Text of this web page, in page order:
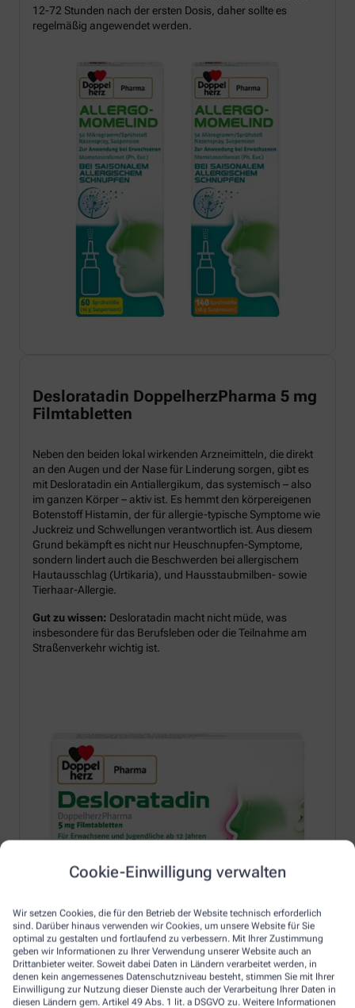
Cookie-Einwilligung verwalten
Wir setzen Cookies, die für den Betrieb der Website technisch erforderlich
sind. Darüber hinaus verwenden wir Cookies, um unsere Website für Sie
optimal zu gestalten und fortlaufend zu verbessern. Mit Ihrer Zustimmung
geben wir Informationen zu Ihrer Verwendung unserer Website auch an
Drittanbieter weiter. Soweit dabei Daten in Ländern verarbeitet werden, in
denen kein angemessenes Datenschutzniveau besteht, stimmen Sie mit Ihrer
Einwilligung zur Nutzung dieser Dienste auch der Verarbeitung Ihrer Daten in
diesen Ländern gem. Artikel 49 Abs. 1 lit. a DSGVO zu. Weitere Informationen
12-72 Stunden nach der ersten Dosis, daher sollte es
regelmäßig angewendet werden.
Desloratadin DoppelherzPharma 5 mg
Filmtabletten
Neben den beiden lokal wirkenden Arzneimitteln, die direkt
an den Augen und der Nase für Linderung sorgen, gibt es
mit Desloratadin ein Antiallergikum, das systemisch – also
im ganzen Körper – aktiv ist. Es hemmt den körpereigenen
Botenstoff Histamin, der für allergie-typische Symptome wie
Juckreiz und Schwellungen verantwortlich ist. Aus diesem
Grund bekämpft es nicht nur Heuschnupfen-Symptome,
sondern lindert auch die Beschwerden bei allergischem
Hautausschlag (Urtikaria), und Hausstaubmilben- sowie
Tierhaar-Allergie.
Gut zu wissen: Desloratadin macht nicht müde, was
insbesondere für das Berufsleben oder die Teilnahme am
Straßenverkehr wichtig ist.
Erfahren Sie mehr unter: